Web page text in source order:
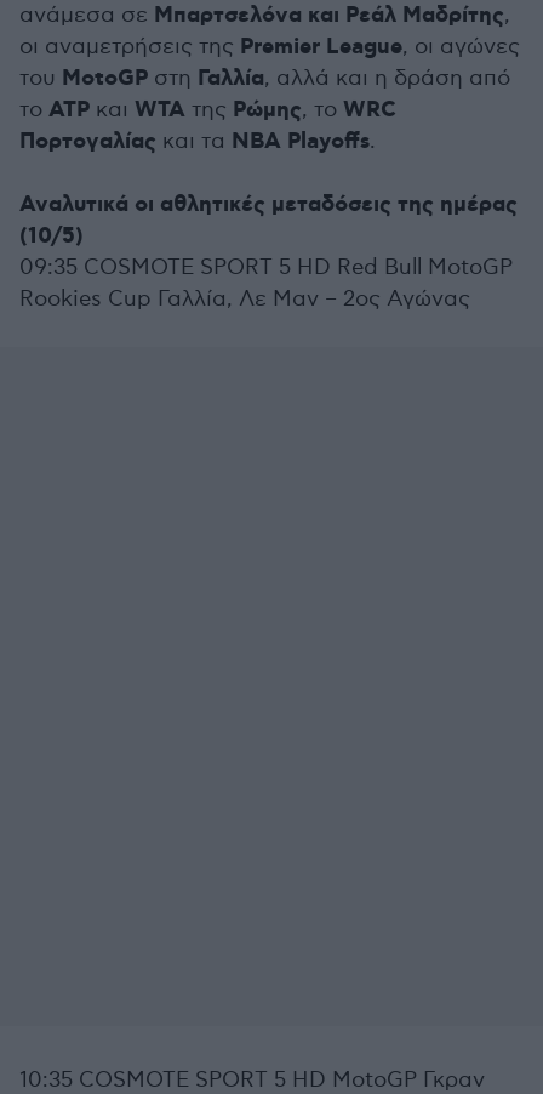
ανάμεσα σε Μπαρτσελόνα και Ρεάλ Μαδρίτης,
οι αναμετρήσεις της Premier League, οι αγώνες
του MotoGP στη Γαλλία, αλλά και η δράση από
το ATP και WTA της Ρώμης, το WRC
Πορτογαλίας και τα NBA Playoffs.
Αναλυτικά οι αθλητικές μεταδόσεις της ημέρας
(10/5)
09:35 COSMOTE SPORT 5 HD Red Bull MotoGP
Rookies Cup Γαλλία, Λε Μαν – 2ος Αγώνας
10:35 COSMOTE SPORT 5 HD MotoGP Γκραν